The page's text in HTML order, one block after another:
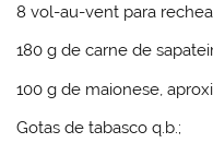
8 vol-au-vent para
180 g de carne de
100 g de maionese,
Gotas de tabasco q.b.;